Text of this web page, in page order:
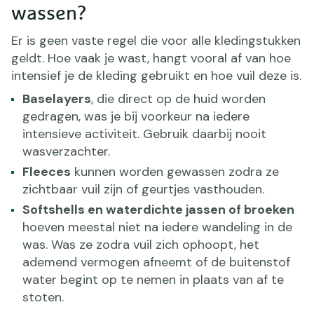
wassen?
Er is geen vaste regel die voor alle kledingstukken
geldt. Hoe vaak je wast, hangt vooral af van hoe
intensief je de kleding gebruikt en hoe vuil deze is.
Baselayers, die direct op de huid worden
gedragen, was je bij voorkeur na iedere
intensieve activiteit. Gebruik daarbij nooit
wasverzachter.
Fleeces kunnen worden gewassen zodra ze
zichtbaar vuil zijn of geurtjes vasthouden.
Softshells en waterdichte jassen of broeken
hoeven meestal niet na iedere wandeling in de
was. Was ze zodra vuil zich ophoopt, het
ademend vermogen afneemt of de buitenstof
water begint op te nemen in plaats van af te
stoten.